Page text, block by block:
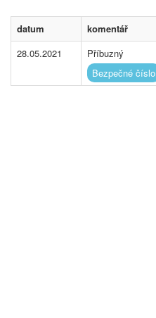
datum
komentář
28.05.2021
Příbuzný
Bezpečné číslo